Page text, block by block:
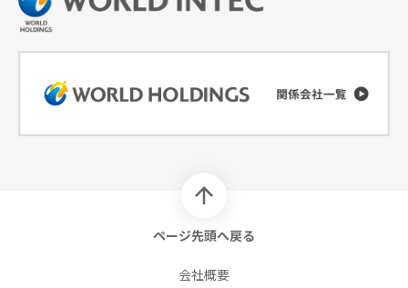
ページ先頭へ戻る
会社概要